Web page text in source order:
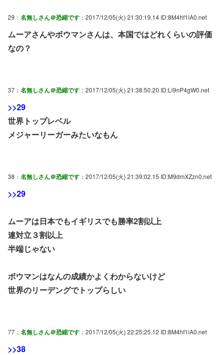
29： 名無しさん＠恐縮です ：2017/12/05(火) 21:30:19.14 ID:8M4hf1iA0.net
ムーアさんやボウマンさんは、本国ではどれくらいの評価
なの？
37： 名無しさん＠恐縮です ：2017/12/05(火) 21:38:50.20 ID:Li9nP4gW0.net
>>29
世界トップレベル
メジャーリーガーみたいなもん
38： 名無しさん＠恐縮です ：2017/12/05(火) 21:39:02.15 ID:M9dmXZzn0.net
>>29
ムーアは日本でもイギリスでも勝率2割以上
連対立３割以上
半端じゃない
ボウマンはなんの成績かよくわからないけど
世界のリーデングでトップらしい
77： 名無しさん＠恐縮です ：2017/12/05(火) 22:25:25.12 ID:8M4hf1iA0.net
>>38